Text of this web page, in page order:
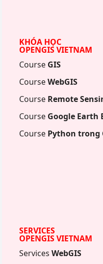
KHÓA HỌC
OPENGIS VIETNAM
Course GIS
CourseWebGIS
Course Remote
Course Google Earth
Course Python trong
SERVICES
OPENGIS VIETNAM
ServicesWebGIS